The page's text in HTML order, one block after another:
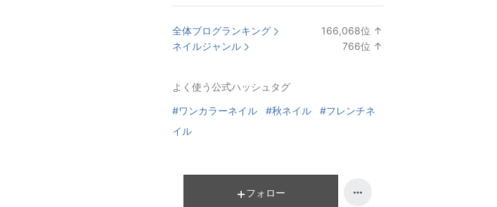
全体ブログランキング 166,068位 ↑
ネイルジャンル 766位 ↑
よく使う公式ハッシュタグ
#ワンカラーネイル #秋ネイル
#フレンチネ
イル
フォロー